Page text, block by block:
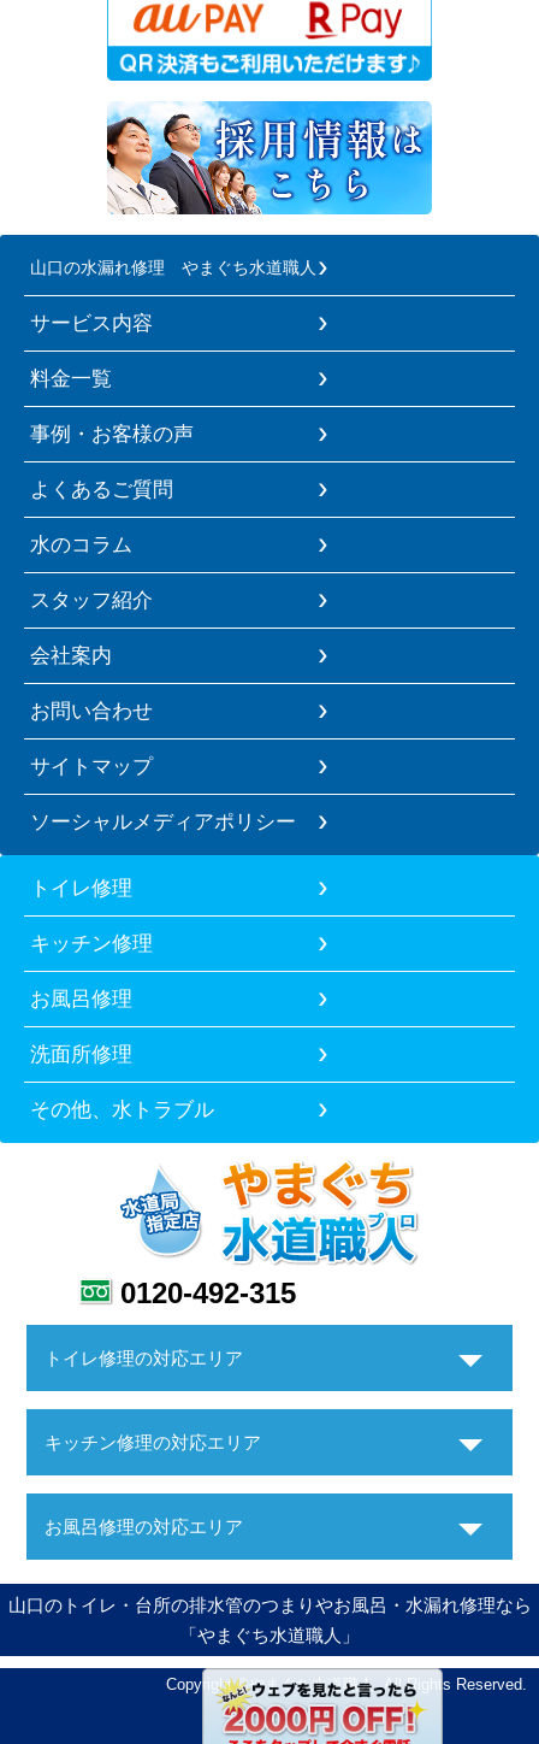
山口の水漏れ修理 やまぐち水道職人
サービス内容
料金一覧
事例・お客様の声
よくあるご質問
水のコラム
スタッフ紹介
会社案内
お問い合わせ
サイトマップ
ソーシャルメディアポリシー
トイレ修理
キッチン修理
お風呂修理
洗面所修理
その他、水トラブル
0120-492-315
トイレ修理の対応エリア
キッチン修理の対応エリア
お風呂修理の対応エリア
山口のトイレ・台所の排水管のつまりやお風呂・水漏れ修理なら
「やまぐち水道職人」
Copyright ©やまぐち水道職人. All Rights Reserved.